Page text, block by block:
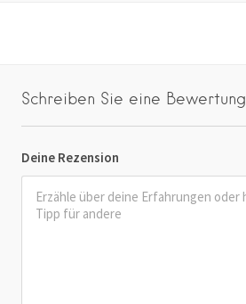
Schreiben Sie eine Bewertung
Deine Rezension